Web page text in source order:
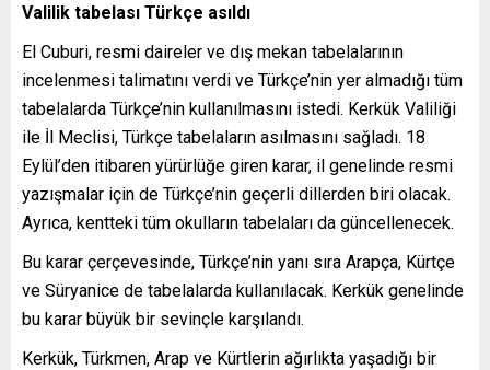
Valilik tabelası Türkçe asıldı
El Cuburi, resmi daireler ve dış mekan tabelalarının
incelenmesi talimatını verdi ve Türkçe’nin yer almadığı tüm
tabelalarda Türkçe’nin kullanılmasını istedi. Kerkük Valiliği
ile İl Meclisi, Türkçe tabelaların asılmasını sağladı. 18
Eylül’den itibaren yürürlüğe giren karar, il genelinde resmi
yazışmalar için de Türkçe’nin geçerli dillerden biri olacak.
Ayrıca, kentteki tüm okulların tabelaları da güncellenecek.
Bu karar çerçevesinde, Türkçe’nin yanı sıra Arapça, Kürtçe
ve Süryanice de tabelalarda kullanılacak. Kerkük genelinde
bu karar büyük bir sevinçle karşılandı.
Kerkük, Türkmen, Arap ve Kürtlerin ağırlıkta yaşadığı bir